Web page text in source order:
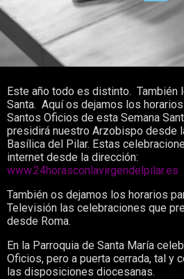
Este año todo es distinto. También
Santa. Aquí os dejamos los
Santos Oficios de esta Semana
presidirá nuestro Arzobispo desde
Basílica del Pilar. Estas
internet desde la dirección:
www.24horasconlavirgendelpilar.es
También os dejamos los horarios
Televisión las celebraciones que
desde Roma.
En la Parroquia de Santa María
Oficios, pero a puerta cerrada, tal y
las disposiciones diocesanas.